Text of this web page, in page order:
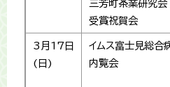
三芳町茶業研究
受賞祝賀会
3月17日
(日)
イムス富士見総合
内覧会